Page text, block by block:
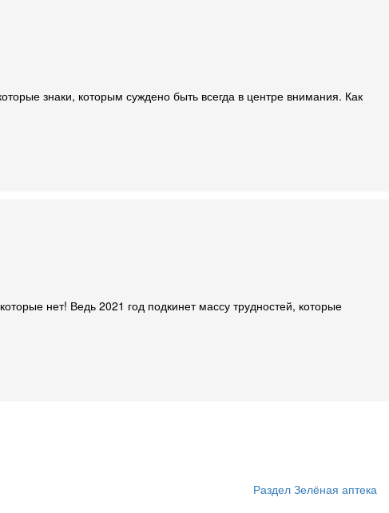
знаки, которым суждено быть всегда в центре внимания. Как
нет! Ведь 2021 год подкинет массу трудностей, которые
Раздел Зелёная аптека